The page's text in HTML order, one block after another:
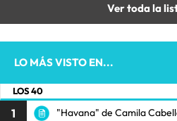
Ver toda la
LO MÁS VISTO EN...
LOS 40
1 "Havana" de Camila